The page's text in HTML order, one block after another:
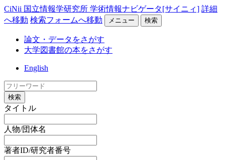
CiNii 国立情報学研究所 学術情報ナビゲータ[サイニィ] 詳細
へ移動 検索フォームへ移動 メニュー 検索
論文・データをさがす
大学図書館の本をさがす
English
検索
タイトル
人物/団体名
著者ID/研究者番号